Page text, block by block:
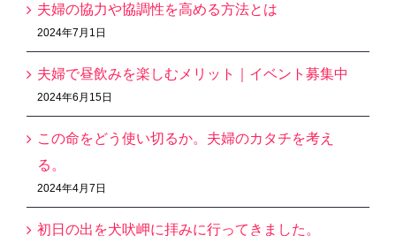
夫婦の協力や協調性を高める方法とは
2024年7月1日
夫婦で昼飲みを楽しむメリット｜イベント募集中
2024年6月15日
この命をどう使い切るか。夫婦のカタチを考え
る。
2024年4月7日
初日の出を犬吠岬に拝みに行ってきました。